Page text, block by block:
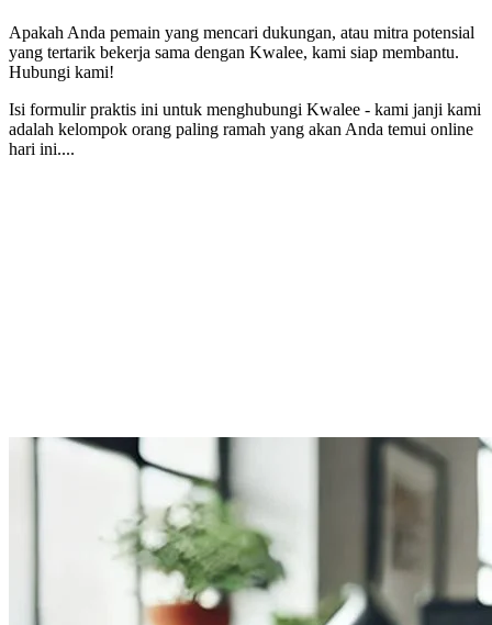
Apakah Anda pemain yang mencari dukungan, atau mitra potensial
yang tertarik bekerja sama dengan Kwalee, kami siap membantu.
Hubungi kami!
Isi formulir praktis ini untuk menghubungi Kwalee - kami janji kami
adalah kelompok orang paling ramah yang akan Anda temui online
hari ini....